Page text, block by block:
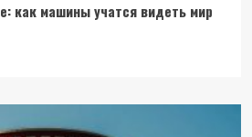
как машины учатся видеть мир